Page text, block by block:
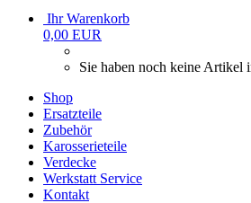
Ihr Warenkorb
0,00 EUR
Sie haben noch keine Artikel
Shop
Ersatzteile
Zubehör
Karosserieteile
Verdecke
Werkstatt Service
Kontakt